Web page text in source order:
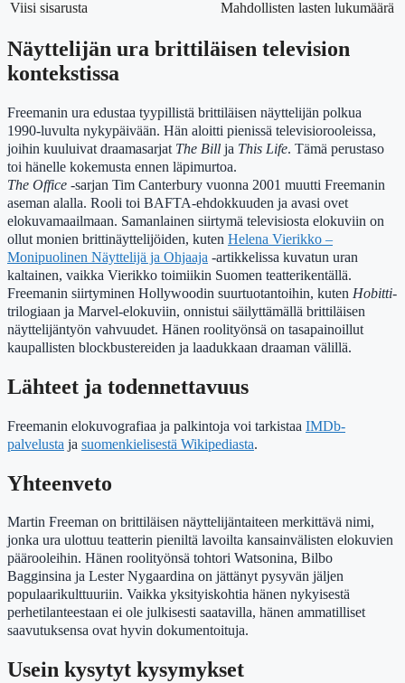
Viisi sisarusta Mahdollisten lasten lukumäärä
Näyttelijän ura brittiläisen television
kontekstissa
Freemanin ura edustaa tyypillistä brittiläisen näyttelijän polkua
1990-luvulta nykypäivään. Hän aloitti pienissä televisiorooleissa,
joihin kuuluivat draamasarjat The Bill ja This Life. Tämä perustaso
toi hänelle kokemusta ennen läpimurtoa.
The Office -sarjan Tim Canterbury vuonna 2001 muutti Freemanin
aseman alalla. Rooli toi BAFTA-ehdokkuuden ja avasi ovet
elokuvamaailmaan. Samanlainen siirtymä televisiosta elokuviin on
ollut monien brittinäyttelijöiden, kuten Helena Vierikko –
Monipuolinen Näyttelijä ja Ohjaaja -artikkelissa kuvatun uran
kaltainen, vaikka Vierikko toimiikin Suomen teatterikentällä.
Freemanin siirtyminen Hollywoodin suurtuotantoihin, kuten Hobitti-
trilogiaan ja Marvel-elokuviin, onnistui säilyttämällä brittiläisen
näyttelijäntyön vahvuudet. Hänen roolityönsä on tasapainoillut
kaupallisten blockbustereiden ja laadukkaan draaman välillä.
Lähteet ja todennettavuus
Freemanin elokuvografiaa ja palkintoja voi tarkistaa IMDb-
palvelusta ja suomenkielisestä Wikipediasta.
Yhteenveto
Martin Freeman on brittiläisen näyttelijäntaiteen merkittävä nimi,
jonka ura ulottuu teatterin pieniltä lavoilta kansainvälisten elokuvien
päärooleihin. Hänen roolityönsä tohtori Watsonina, Bilbo
Bagginsina ja Lester Nygaardina on jättänyt pysyvän jäljen
populaarikulttuuriin. Vaikka yksityiskohtia hänen nykyisestä
perhetilanteestaan ei ole julkisesti saatavilla, hänen ammatilliset
saavutuksensa ovat hyvin dokumentoituja.
Usein kysytyt kysymykset